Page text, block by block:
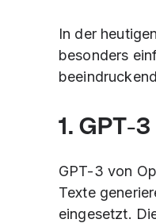
In der
besonders
1. GPT-3
GPT-3 von
Texte
eingesetzt.